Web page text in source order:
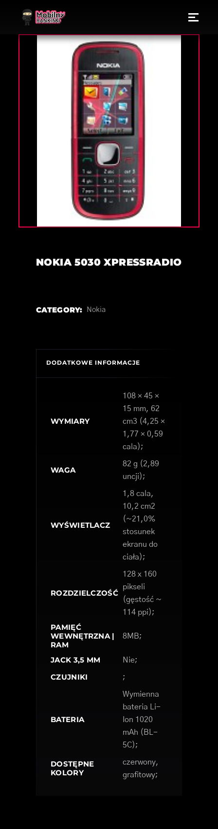
NOKIA 5030 XPRESSRADIO
CATEGORY: Nokia
DODATKOWE INFORMACJE
WYMIARY
108 × 45 ×
15 mm, 62
cm3 (4,25 ×
1,77 × 0,59
cala);
WAGA
82 g (2,89
uncji);
WYŚWIETLACZ
1,8 cala,
10,2 cm2
(~21,0%
stosunek
ekranu do
ciała);
ROZDZIELCZOŚĆ
128 x 160
pikseli
(gęstość ~
114 ppi);
PAMIĘĆ
WEWNĘTRZNA |
RAM
8MB;
JACK 3,5 MM Nie;
CZUJNIKI ;
BATERIA
Wymienna
bateria Li-
Ion 1020
mAh (BL-
5C);
DOSTĘPNE
KOLORY
czerwony,
grafitowy;